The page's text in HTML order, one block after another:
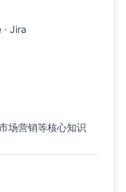
Jira
场营销等核心知识